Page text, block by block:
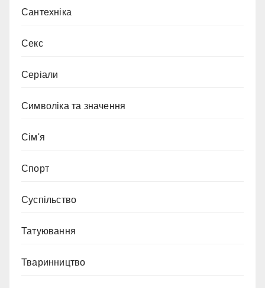
Сантехніка
Секс
Серіали
Символіка та значення
Сім'я
Спорт
Суспільство
Татуювання
Тваринництво